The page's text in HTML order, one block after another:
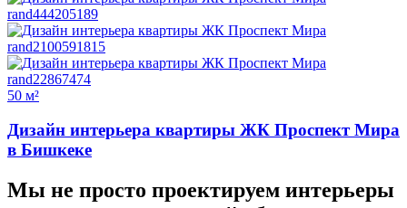
50 м²
Дизайн интерьера квартиры ЖК Проспект Мира
в Бишкеке
Мы не просто проектируем интерьеры